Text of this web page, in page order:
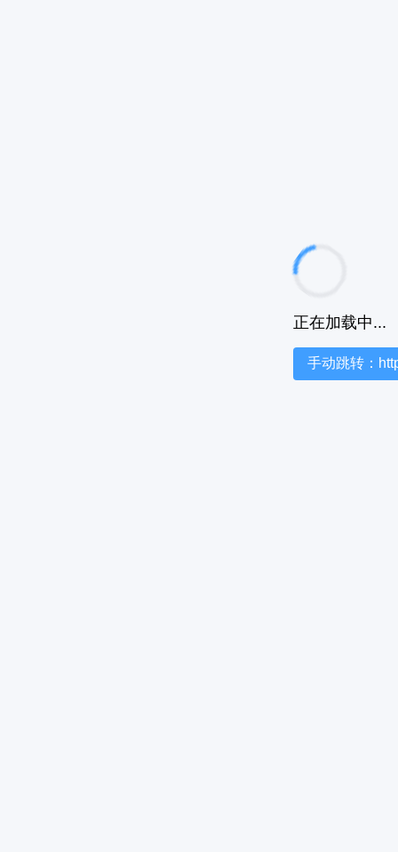
正在加载中...
手动跳转：